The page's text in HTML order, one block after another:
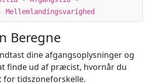
Beregne
dine afgangsoplysninger og
finde ud af præcist, hvornår du
for tidszoneforskelle.